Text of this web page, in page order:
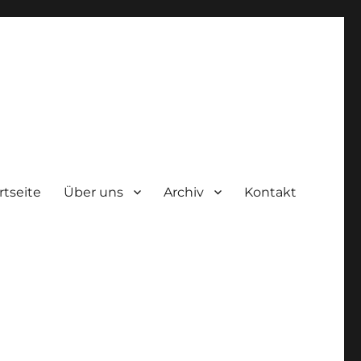
Über uns Archiv Kontakt